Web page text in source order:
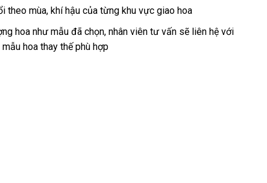
theo mùa, khí hậu của từng khu vực giao hoa
hoa như mẫu đã chọn, nhân viên tư vấn sẽ liên hệ với
hoa thay thế phù hợp